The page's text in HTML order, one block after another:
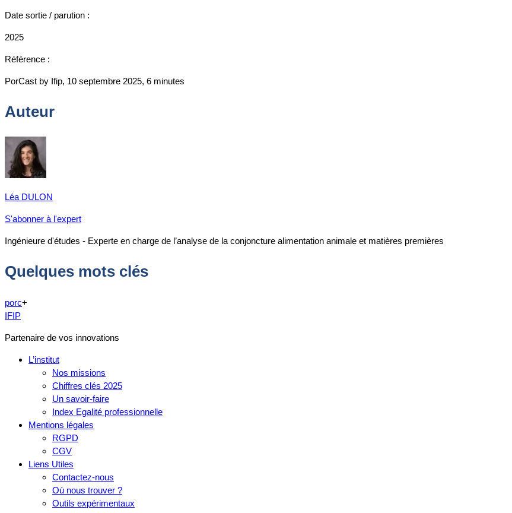
Date sortie / parution :
2025
Référence :
PorCast by Ifip, 10 septembre 2025, 6 minutes
Auteur
Léa DULON
S'abonner à l'expert
Ingénieure d'études - Experte en charge de l’analyse de la conjoncture alimentation animale et matières premières
Quelques mots clés
porc+
IFIP
Partenaire de vos innovations
L’institut
Nos missions
Chiffres clés 2025
Un savoir-faire
Index Egalité professionnelle
Mentions légales
RGPD
CGV
Liens Utiles
Contactez-nous
Où nous trouver ?
Outils expérimentaux